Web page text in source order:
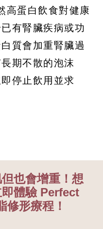
高蛋白飲食對健康
有腎臟疾病或功
質會加重腎臟過
期不散的泡沫
停止飲用並求
也會增重！想
體驗 Perfect
修形療程！